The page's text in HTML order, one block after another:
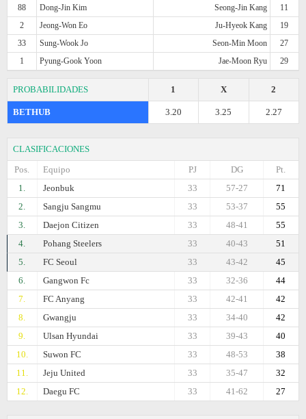
88
Dong-Jin Kim Seong-Jin Kang
11
2
Jeong-Won Eo Ju-Hyeok Kang
19
33
Sung-Wook Jo Seon-Min Moon
27
1
Pyung-Gook Yoon Jae-Moon Ryu 29
PROBABILIDADES 2
X
1
BETHUB 2.27
3.25
3.20
CLASIFICACIONES
Pos.
Equipo Pt.
DG
PJ
1.
Jeonbuk 71
57-27
33
2.
Sangju Sangmu 55
53-37
33
3.
Daejon Citizen 55
48-41
33
4.
Pohang Steelers 51
40-43
33
5.
FC Seoul 45
43-42
33
6.
Gangwon Fc 44
32-36
33
7.
FC Anyang 42
42-41
33
8.
Gwangju 42
34-40
33
9.
Ulsan Hyundai 40
39-43
33
10.
Suwon FC 38
48-53
33
11.
Jeju United 32
35-47
33
12.
Daegu FC 27
41-62
33